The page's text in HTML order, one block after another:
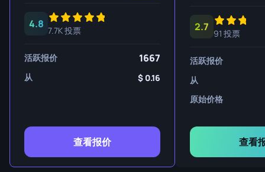
4.8
7.7K 投票
活跃报价 1667
从 0.16
查看报价
2.7
91 投票
活跃报价
从
原始价格
查看